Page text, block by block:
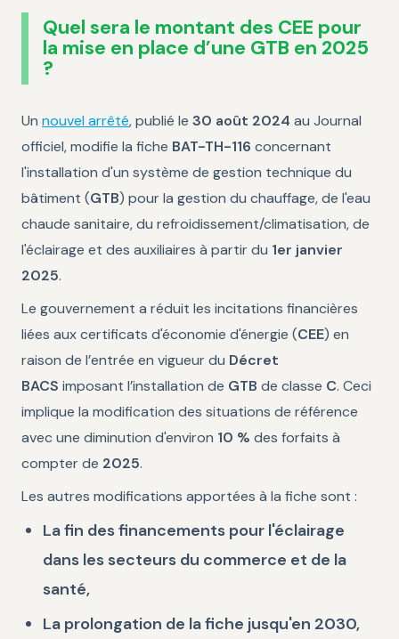
Quel sera le montant des CEE pour
la mise en place d’une GTB en 2025
?
Un nouvel arrêté, publié le 30 août 2024 au Journal
officiel, modifie la fiche BAT-TH-116 concernant
l'installation d'un système de gestion technique du
bâtiment (GTB) pour la gestion du chauffage, de l'eau
chaude sanitaire, du refroidissement/climatisation, de
l'éclairage et des auxiliaires à partir du 1er janvier
2025.
Le gouvernement a réduit les incitations financières
liées aux certificats d'économie d'énergie (CEE) en
raison de l’entrée en vigueur du Décret
BACS imposant l’installation de GTB de classe C. Ceci
implique la modification des situations de référence
avec une diminution d'environ 10 % des forfaits à
compter de 2025.
Les autres modifications apportées à la fiche sont :
La fin des financements pour l'éclairage
dans les secteurs du commerce et de la
santé,
La prolongation de la fiche jusqu'en 2030,